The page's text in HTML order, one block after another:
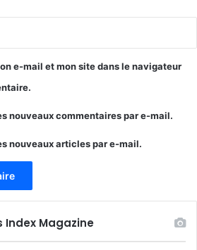
e-mail et mon site dans le navigateur
nouveaux commentaires par e-mail.
nouveaux articles par e-mail.
Index Magazine